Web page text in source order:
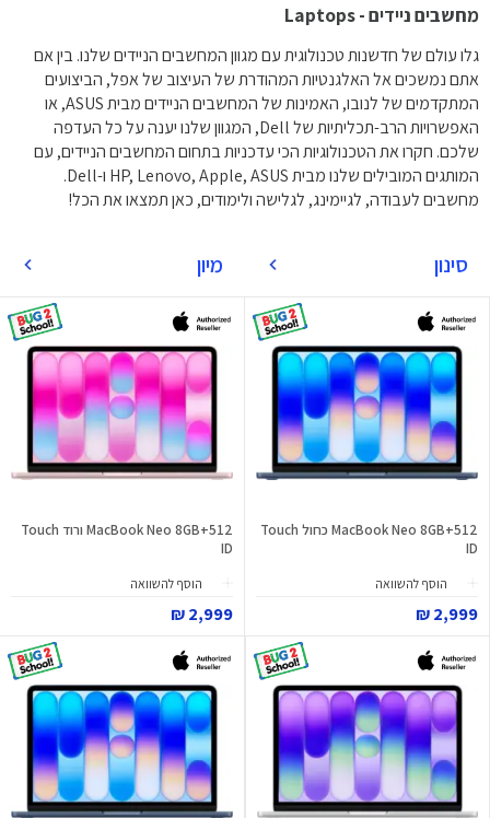
מחשבים ניידים - Laptops
גלו עולם של חדשנות טכנולוגית עם מגוון המחשבים הניידים שלנו. בין אם
אתם נמשכים אל האלגנטיות המהודרת של העיצוב של אפל, הביצועים
המתקדמים של לנובו, האמינות של המחשבים הניידים מבית ASUS, או
האפשרויות הרב-תכליתיות של Dell, המגוון שלנו יענה על כל העדפה
שלכם. חקרו את הטכנולוגיות הכי עדכניות בתחום המחשבים הניידים, עם
המותגים המובילים שלנו מבית HP, Lenovo, Apple, ASUS ו-Dell.
מחשבים לעבודה, לגיימינג, לגלישה ולימודים, כאן תמצאו את הכל!
סינון מיון
MacBook Neo 8GB+512 כחול Touch
ID
הוסף להשוואה
2,999 ₪
MacBook Neo 8GB+512 ורוד Touch
ID
הוסף להשוואה
2,999 ₪